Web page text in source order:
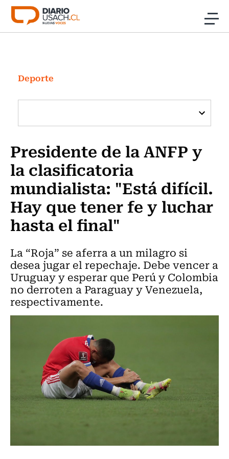
Click acá para ir directamente al contenido
Investigación
Cultura
Programas Radio y TV Usach
Deporte
Presidente de la ANFP y
la clasificatoria
mundialista: "Está difícil.
Hay que tener fe y luchar
hasta el final"
La “Roja” se aferra a un milagro si
desea jugar el repechaje. Debe vencer a
Uruguay y esperar que Perú y Colombia
no derroten a Paraguay y Venezuela,
respectivamente.